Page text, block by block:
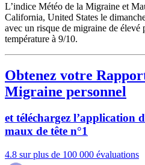
L’indice Météo de la Migraine et
California, United States le
avec un risque de migraine de élevé
température à 9/10.
Obtenez votre
Migraine personnel
et téléchargez l’application
maux de tête n°1
4.8 sur plus de 100 000 évaluations